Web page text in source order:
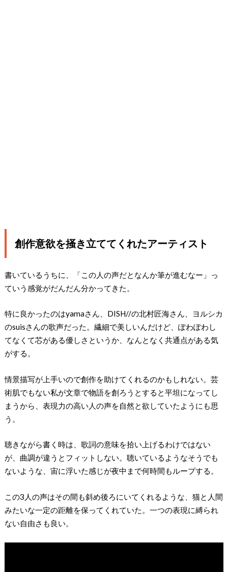
創作意欲を掻き立ててくれたアーティスト
書いているうちに、「この人の声だとなんか筆が進むなー」っ
ていう感覚がだんだん分かってきた。
特に良かったのはyamaさん、DISH//の北村匠海さん、ヨルシカ
のsuisさんの歌声だった。繊細で美しいんだけど、ぽわぽわし
てなくて芯がある優しさというか、なんとなく共通点がある気
がする。
情景描写が上手いので創作を助けてくれるのかもしれない。芸
術肌でもない私が文章で物語を創ろうとすると平坦になってし
まうから、表現力の高い人の声を自然と欲していたようにも思
う。
聴きながら書く時は、歌詞の意味を拾い上げるわけではない
が、曲調が違うとフィットしない。聴いているようなそうでも
ないような、宙に浮いた感じが夜中まで何時間もループする。
この3人の声はその間も斜め後ろにいてくれるような、猫と人間
みたいな一定の距離を保ってくれていた。一つの表現に縛られ
ない自由さも良い。